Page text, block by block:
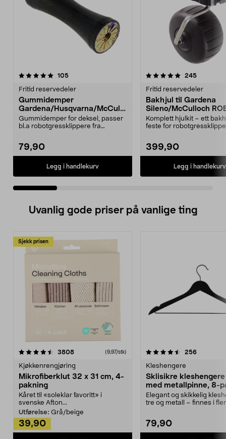
105anmeldelser
Fritid reservedeler
Gummidemper
Gardena/Husqvarna/McCullo
ch/Flymo
Gummidemper for deksel, passer
bl.a robotgressklippere fra
79,90
Legg i handlekurv
5.0 av 5 stjerner 245
Fritid reservedeler
Bakhjul til Gardena
Sileno/McCulloch
Easilife
Komplett hjulkit – ett
feste for
399,90
Legg i handlekurv
4.5 av 5 stjerner
Uvanlig gode priser på vanlige ting
Sjekk prisen
3808anmeldelser(9,97/stk)
Kjøkkenrengjøring
Mikrofiberklut 32 x 31 cm, 4-
pakning
Kåret til «soleklar favoritt» i
svenske Afton...
Utførelse: Grå/beige
39,90
4.5av 5 stjerner 256
Kleshengere
Sklisikre
med metallpinne, 8-
Elegant og skikkelig
tre og metall – finnes i
79,90
4.5av 5 stjerner